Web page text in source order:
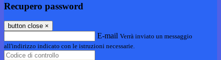
Recupero password
button close ×
E-mail Verrà inviato un messaggio
all'indirizzo indicato con le istruzioni necessarie.